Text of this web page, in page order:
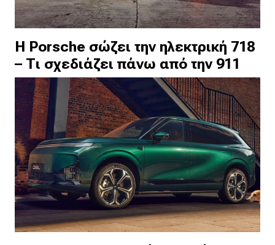
Η Porsche σώζει την ηλεκτρική 718
– Τι σχεδιάζει πάνω από την 911